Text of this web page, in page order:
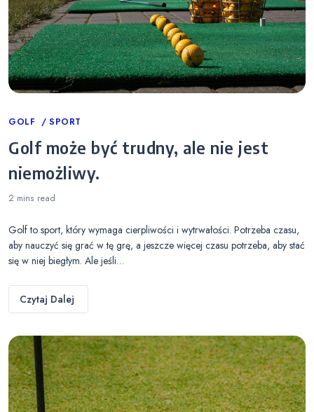
Categories
GOLF SPORT
Golf może być trudny, ale nie jest
niemożliwy.
2 mins read
Golf to sport, który wymaga cierpliwości i wytrwałości. Potrzeba czasu,
aby nauczyć się grać w tę grę, a jeszcze więcej czasu potrzeba, aby stać
się w niej biegłym. Ale jeśli…
Czytaj Dalej